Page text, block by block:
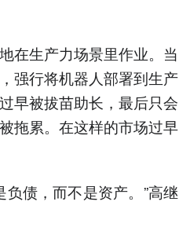
在生产力场景里作业。当
强行将机器人部署到生产
早被拔苗助长，最后只会
拖累。在这样的市场过早
债，而不是资产。”高继